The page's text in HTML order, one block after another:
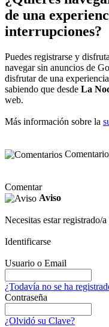
de una
interrupciones?
Puedes registrarse y
navegar sin anuncios de
disfrutar de una
sabiendo que desde La
web.
Más información sobre la
Comentar
Aviso
Necesitas estar registrado/
Identificarse
Usuario o Email
¿Todavía no se ha
Contraseña
¿Olvidó su Clave?